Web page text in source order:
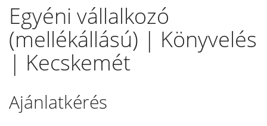
Egyéni vállalkozó
(mellékállású) | Könyvelés
| Kecskemét
Ajánlatkérés